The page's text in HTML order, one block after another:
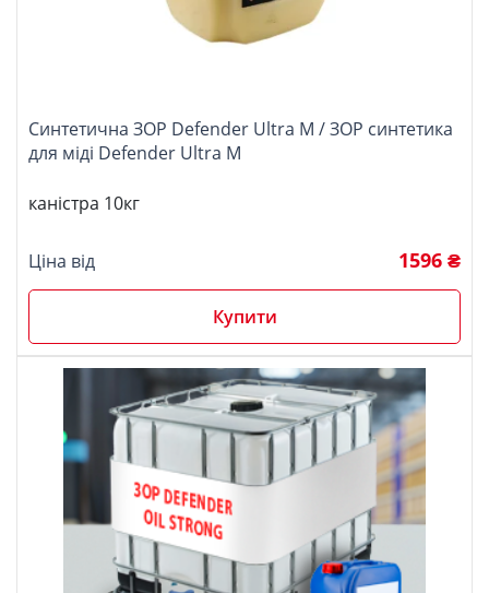
Синтетична ЗОР Defender Ultra М / ЗОР синтетика
для міді Defender Ultra М
каністра 10кг
Ціна від 1596 ₴
Купити